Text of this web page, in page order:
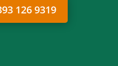
126 9319